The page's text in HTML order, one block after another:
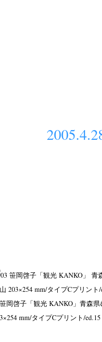
笹岡啓子「観光 KANKO」青森県
mm/タイプCプリント/ed.15